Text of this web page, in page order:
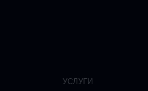
УСЛУГИ